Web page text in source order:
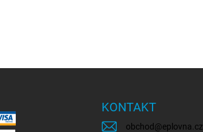
KONTAKT
obchod @eplovna.cz